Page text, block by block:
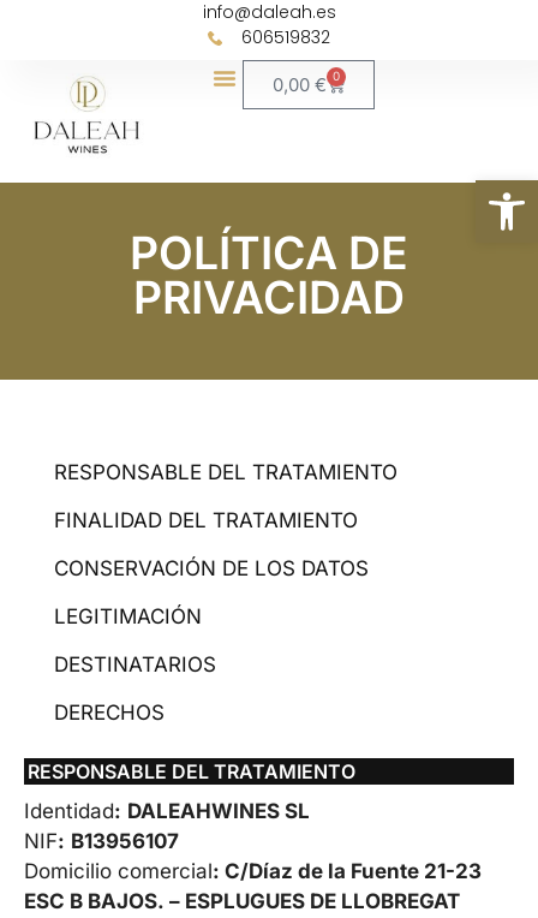
Abrir
info@daleah.es
606519832
0,00€ 0
POLÍTICA DE
PRIVACIDAD
RESPONSABLE DEL TRATAMIENTO
FINALIDAD DEL TRATAMIENTO
CONSERVACIÓN DE LOS DATOS
LEGITIMACIÓN
DESTINATARIOS
DERECHOS
RESPONSABLE DEL TRATAMIENTO
Identidad: DALEAHWINES SL
NIF: B13956107
Domicilio comercial: C/Díaz de la Fuente 21-23
ESC B BAJOS. – ESPLUGUES DE LLOBREGAT